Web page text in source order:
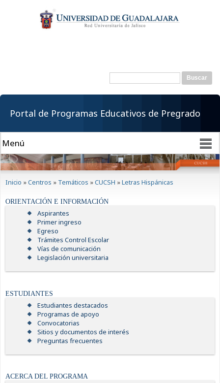
contenido
principal
Formulario de
Buscar
Portal de Programas Educativos de Pregrado
Inicio »Centros » Temáticos »CUCSH »Letras Hispánicas
ORIENTACIÓN E INFORMACIÓN
Aspirantes
Primer ingreso
Egreso
Trámites Control Escolar
Vías de comunicación
Legislación universitaria
ESTUDIANTES
Estudiantes destacados
Programas de apoyo
Convocatorias
Sitios y documentos de interés
Preguntas frecuentes
ACERCA DEL PROGRAMA